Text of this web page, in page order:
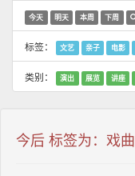
今天 明天 本周 下周
标签： 文艺 亲子 电影
类别： 演出 展览 讲座
今后 标签为：戏曲